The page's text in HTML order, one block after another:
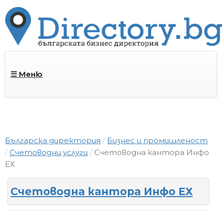
☰ Меню
Българска директория
Бизнес и промишленост
Счетоводни услуги
Счетоводна кантора Инфо
ЕХ
Счетоводна кантора Инфо ЕХ